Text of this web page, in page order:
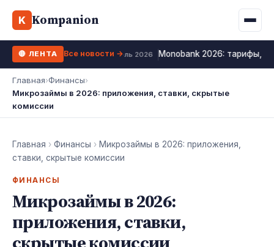
K Kompanion
Калькулятор МФО
Все 10 МФО →
Жизни
WhiteBIT
Kuna
Bybit
OKX
Ипотека
Депозит
Рефинансирование
ФОП налоги
🔴 ЛЕНТА 12 июль 2026 Monobank 2026: тарифы,
Все новости →
Главная›Финансы›
Микрозаймы в 2026: приложения, ставки, скрытые
комиссии
Главная › Финансы › Микрозаймы в 2026: приложения,
ставки, скрытые комиссии
ФИНАНСЫ
Микрозаймы в 2026:
приложения, ставки,